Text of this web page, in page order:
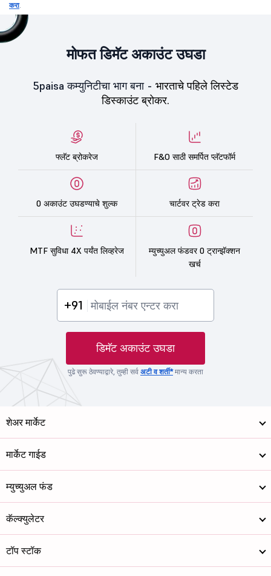
करा.
मोफत डिमॅट अकाउंट उघडा
5paisa कम्युनिटीचा भाग बना - भारताचे पहिले लिस्टेड
डिस्काउंट ब्रोकर.
फ्लॅट ब्रोकरेज F&O साठी समर्पित प्लॅटफॉर्म
0 अकाउंट उघडण्याचे शुल्क चार्टवर ट्रेड करा
MTF सुविधा 4X पर्यंत लिव्हरेज
म्युच्युअल फंडवर 0 ट्रान्झॅक्शन
खर्च
+91
डिमॅट अकाउंट उघडा
पुढे सुरू ठेवण्याद्वारे, तुम्ही सर्व अटी व शर्ती*मान्य करता
शेअर मार्केट
मार्केट गाईड
म्युच्युअल फंड
कॅल्क्युलेटर
टॉप स्टॉक